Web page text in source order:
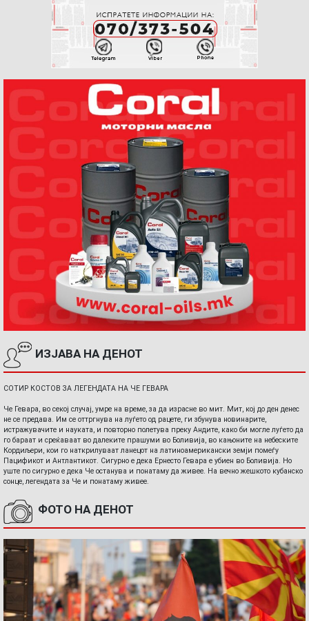
ИЗЈАВА НА ДЕНОТ
СОТИР КОСТОВ ЗА ЛЕГЕНДАТА НА ЧЕ ГЕВАРА
Че Гевара, во секој случај, умре на време, за да израсне во мит. Мит, кој до ден денес
не се предава. Им се оттргнува на луѓето од рацете, ги збунува новинарите,
истражувачите и науката, и повторно полетува преку Андите, како би могле луѓето да
го бараат и среќаваат во далеките прашуми во Боливија, во кањоните на небеските
Кордиљери, кои го наткрилуваат ланецот на латиноамерикански земји помеѓу
Пацификот и Антлантикот. Сигурно е дека Ернесто Гевара е убиен во Боливија. Но
уште по сигурно е дека Че останува и понатаму да живее. На вечно жешкото кубанско
сонце, легендата за Че и понатаму живее.
ФОТО НА ДЕНОТ